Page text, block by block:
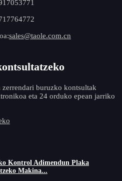
sales@taole.com.cn
buruzko kontsultak
eta 24 orduko epean jarriko
Kontrol Adimendun Plaka
Makina...